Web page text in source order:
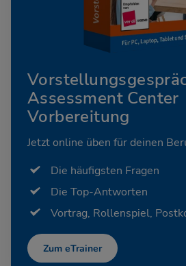
Assessment Center
Vorbereitung
Jetzt online üben für deinen
Die häufigsten Fragen
Die Top-Antworten
Vortrag, Rollenspiel,
Zum eTrainer